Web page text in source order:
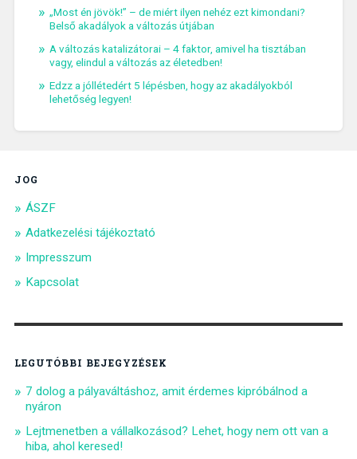
„Most én jövök!” – de miért ilyen nehéz ezt kimondani?
Belső akadályok a változás útjában
A változás katalizátorai – 4 faktor, amivel ha tisztában
vagy, elindul a változás az életedben!
Edzz a jóllétedért 5 lépésben, hogy az akadályokból
lehetőség legyen!
JOG
ÁSZF
Adatkezelési tájékoztató
Impresszum
Kapcsolat
LEGUTÓBBI BEJEGYZÉSEK
7 dolog a pályaváltáshoz, amit érdemes kipróbálnod a
nyáron
Lejtmenetben a vállalkozásod? Lehet, hogy nem ott van a
hiba, ahol keresed!